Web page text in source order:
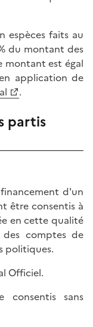
espèces faits au
du montant des
montant est égal
application de
.
partis
financement d'un
être consentis à
en cette qualité
des comptes de
politiques.
Officiel.
consentis sans